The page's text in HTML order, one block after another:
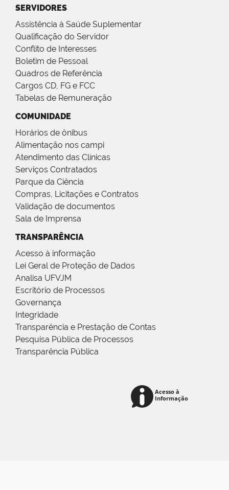
SERVIDORES
Assistência à Saúde Suplementar
Qualificação do Servidor
Conflito de Interesses
Boletim de Pessoal
Quadros de Referência
Cargos CD, FG e FCC
Tabelas de Remuneração
COMUNIDADE
Horários de ônibus
Alimentação nos campi
Atendimento das Clínicas
Serviços Contratados
Parque da Ciência
Compras, Licitações e Contratos
Validação de documentos
Sala de Imprensa
TRANSPARÊNCIA
Acesso à informação
Lei Geral de Proteção de Dados
Analisa UFVJM
Escritório de Processos
Governança
Integridade
Transparência e Prestação de Contas
Pesquisa Pública de Processos
Transparência Pública